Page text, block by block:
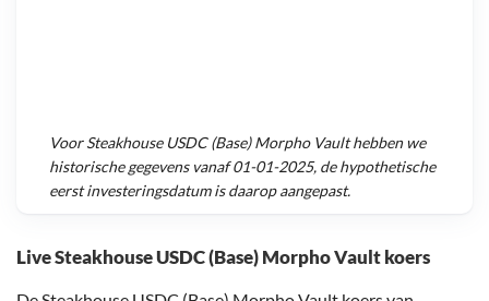
Live Steakhouse USDC (Base) Morpho Vault koers
VoorSteakhouse USDC (Base) Morpho Vaulthebben we
historische gegevens vanaf01-01-2025, de hypothetische
eerst investeringsdatum is daarop aangepast.